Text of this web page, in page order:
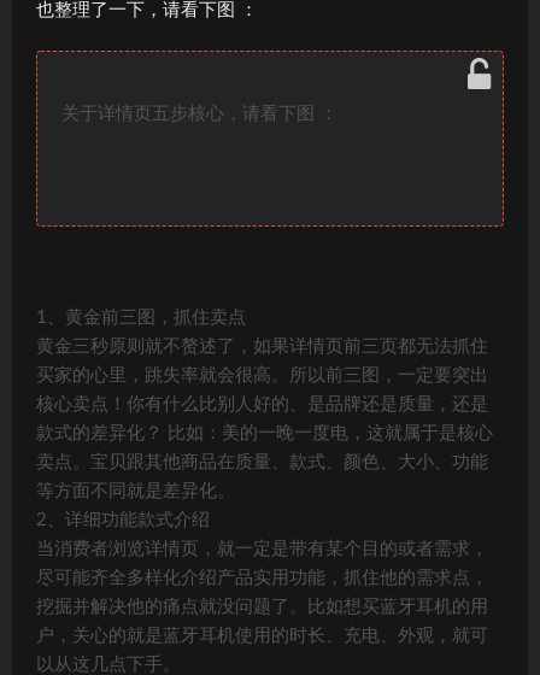
也整理了一下，请看下图 ：
关于详情页五步核心，请看下图 ：
1、黄金前三图，抓住卖点
黄金三秒原则就不赘述了，如果详情页前三页都无法抓住
买家的心里，跳失率就会很高。所以前三图，一定要突出
核心卖点！你有什么比别人好的、是品牌还是质量，还是
款式的差异化？ 比如：美的一晚一度电，这就属于是核心
卖点。宝贝跟其他商品在质量、款式、颜色、大小、功能
等方面不同就是差异化。
2、详细功能款式介绍
当消费者浏览详情页，就一定是带有某个目的或者需求，
尽可能齐全多样化介绍产品实用功能，抓住他的需求点，
挖掘并解决他的痛点就没问题了。比如想买蓝牙耳机的用
户，关心的就是蓝牙耳机使用的时长、充电、外观，就可
以从这几点下手。